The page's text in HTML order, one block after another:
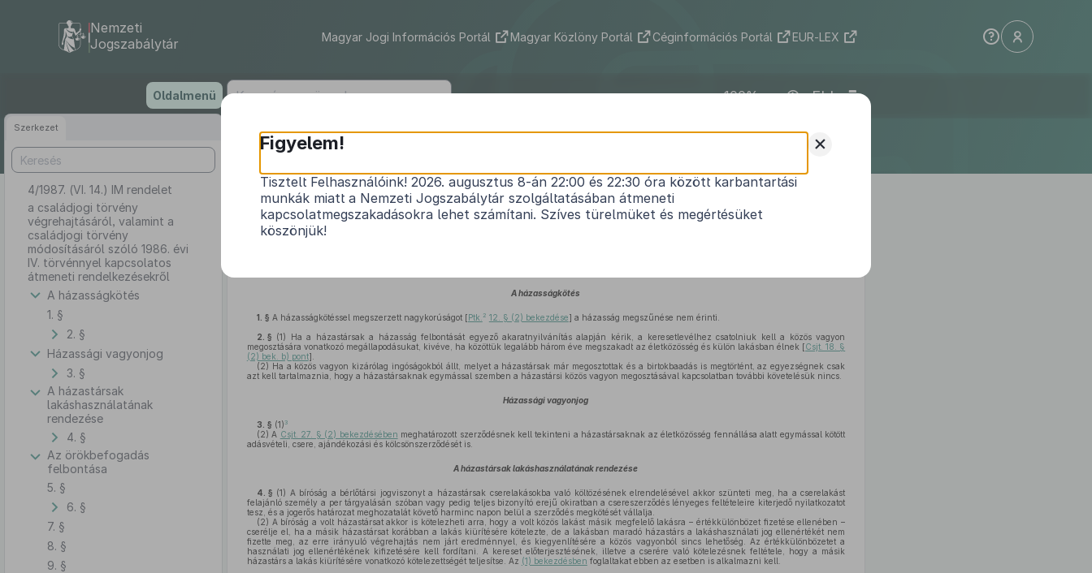
tartalomra
Nemzeti
Jogszabálytár
Magyar Jogi Információs Portál Magyar Közlöny Portál Céginformációs Portál EUR-LEX
Oldalmenü ELI
Szerkezet
4/1987. (VI. 14.) IM rendelet
a családjogi törvény
végrehajtásáról, valamint a
családjogi törvény
módosításáról szóló 1986. évi
IV. törvénnyel kapcsolatos
átmeneti rendelkezésekről
A házasságkötés
1. §
2. §
Házassági vagyonjog
3. §
A házastársak
lakáshasználatának
rendezése
4. §
Az örökbefogadás
felbontása
5. §
6. §
7. §
8. §
9. §
4/1987. (VI. 14.) IM rendelet
a családjogi törvény végrehajtásáról, valamint a családjogi törvény
módosításáról szóló1986. évi IV. törvénnyelkapcsolatos átmeneti
1
A házasságkötés
1. § A házasságkötéssel megszerzett nagykorúságot [Ptk. 2 12. § (2) bekezdése] a házasság megszűnése nem érinti.
2. § (1)
Ha a házastársak a házasság felbontását egyező akaratnyilvánítás alapján kérik, a keresetlevélhez csatolniuk kell a közös vagyon
megosztására vonatkozó megállapodásukat, kivéve, ha közöttük legalább három éve megszakadt az életközösség és külön lakásban élnek [Csjt. 18. §
(2) bek. b) pont].
(2) Ha a közös vagyon kizárólag ingóságokból állt, melyet a házastársak már megosztottak és a birtokbaadás is megtörtént, az egyezségnek csak
azt kell tartalmaznia, hogy a házastársaknak egymással szemben a házastársi közös vagyon megosztásával kapcsolatban további követelésük nincs.
Házassági vagyonjog
3. § (1) 3
(2) A Csjt. 27. § (2) bekezdésében meghatározott szerződésnek kell tekinteni a házastársaknak az életközösség fennállása alatt egymással kötött
adásvételi, csere, ajándékozási és kölcsönszerződését is.
A házastársak lakáshasználatának rendezése
4. § (1) A bíróság a bérlőtársi jogviszonyt a házastársak cserelakásokba való költözésének elrendelésével akkor szünteti meg, ha a cserelakást
felajánló személy a per tárgyalásán szóban vagy pedig teljes bizonyító erejű okiratban a csereszerződés lényeges feltételeire kiterjedő nyilatkozatot
tesz, és a jogerős határozat meghozatalát követő harminc napon belül a szerződés megkötését vállalja.
(2) A bíróság a volt házastársat akkor is kötelezheti arra, hogy a volt közös lakást másik megfelelő lakásra – értékkülönbözet fizetése ellenében –
cserélje el, ha a másik házastársat korábban a lakás kiürítésére kötelezte, de a lakásban maradó házastárs a lakáshasználati jog ellenértékét nem
fizette meg, az erre irányuló végrehajtás nem járt eredménnyel, és kiegyenlítésére a közös vagyonból sincs lehetőség. Az értékkülönbözetet a
használati jog ellenértékének kifizetésére kell fordítani. A kereset előterjesztésének, illetve a cserére való kötelezésnek feltétele, hogy a másik
házastárs a lakás kiürítésére vonatkozó kötelezettségét teljesítse. Az (1) bekezdésben foglaltakat ebben az esetben is alkalmazni kell.
+
Figyelem!
Tisztelt Felhasználóink! 2026. augusztus 8-án 22:00 és 22:30 óra között karbantartási
munkák miatt a Nemzeti Jogszabálytár szolgáltatásában átmeneti
kapcsolatmegszakadásokra lehet számítani. Szíves türelmüket és megértésüket
köszönjük!